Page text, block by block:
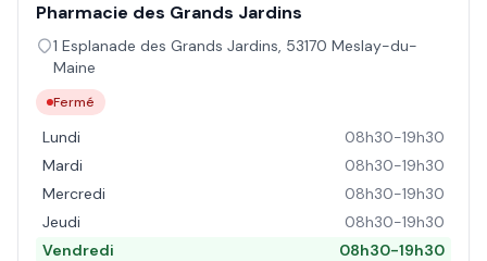
Pharmacie des Grands Jardins
1 Esplanade des Grands Jardins, 53170 Meslay-du-
Maine
Fermé
Lundi
08h30-19h30
Mardi
08h30-19h30
Mercredi
08h30-19h30
Jeudi
08h30-19h30
Vendredi
08h30-19h30